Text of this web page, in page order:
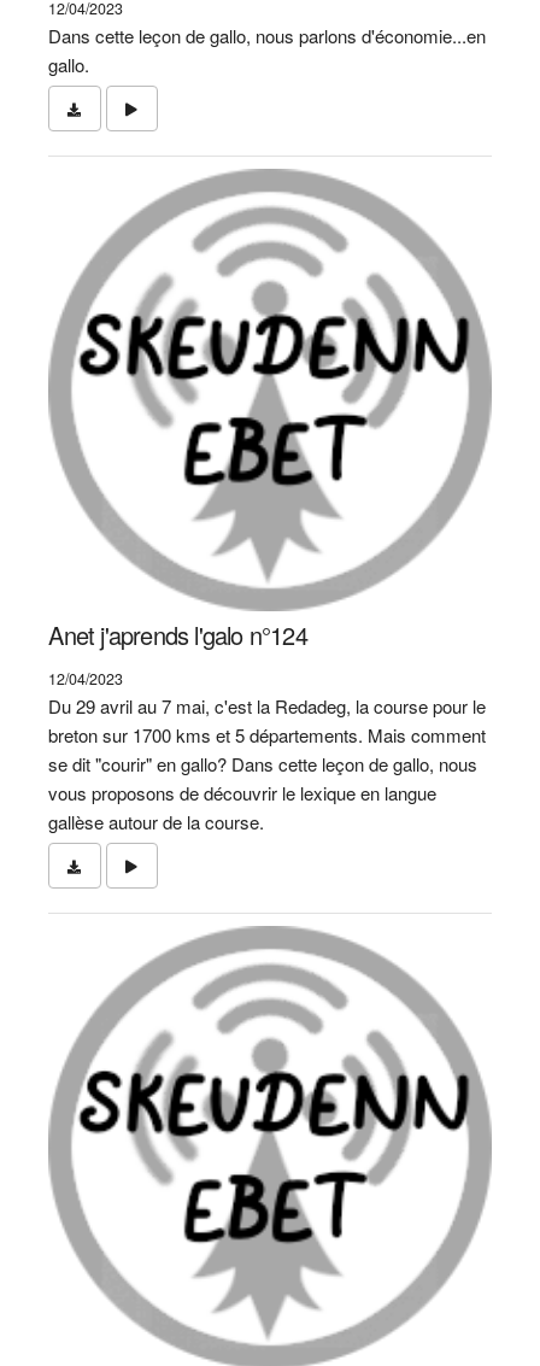
12/04/2023
Dans cette leçon de gallo, nous parlons d'économie...en
gallo.
Anet j'aprends l'galo n°124
12/04/2023
Du 29 avril au 7 mai, c'est la Redadeg, la course pour le
breton sur 1700 kms et 5 départements. Mais comment
se dit "courir" en gallo? Dans cette leçon de gallo, nous
vous proposons de découvrir le lexique en langue
gallèse autour de la course.